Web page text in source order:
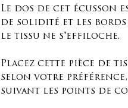
Le dos de cet écusson
de solidité et les
le tissu ne s'effiloche.
Placez cette pièce de
selon votre
suivant les points de